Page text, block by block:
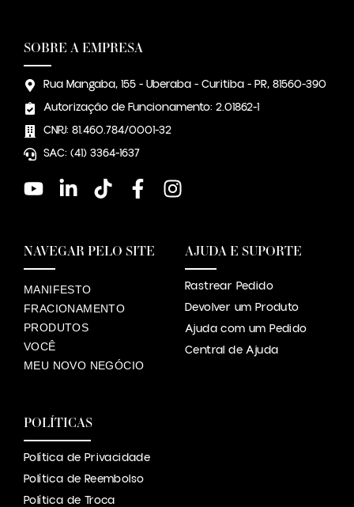
SOBRE A EMPRESA
Rua Mangaba, 155 - Uberaba - Curitiba - PR, 81560-390
Autorização de Funcionamento: 2.01862-1
CNPJ: 81.460.784/0001-32
SAC: (41) 3364-1637
NAVEGAR PELO SITE
MANIFESTO
FRACIONAMENTO
PRODUTOS
VOCÊ
MEU NOVO NEGÓCIO
AJUDA E SUPORTE
Rastrear Pedido
Devolver um Produto
Ajuda com um Pedido
Central de Ajuda
POLÍTICAS
Política de Privacidade
Política de Reembolso
Política de Troca